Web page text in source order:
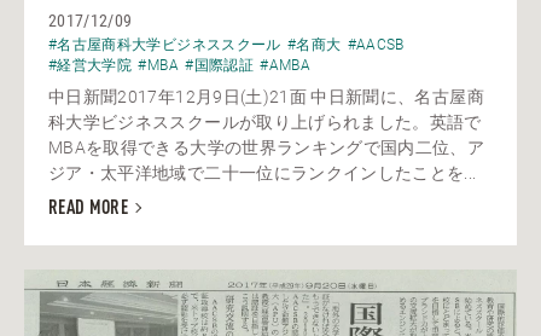
2017/12/09
#名古屋商科大学ビジネススクール #名商大 #AACSB
#経営大学院 #MBA #国際認証 #AMBA
中日新聞2017年12月9日(土)21面 中日新聞に、名古屋商
科大学ビジネススクールが取り上げられました。英語で
MBAを取得できる大学の世界ランキングで国内二位、ア
ジア・太平洋地域で二十一位にランクインしたことを...
READ MORE